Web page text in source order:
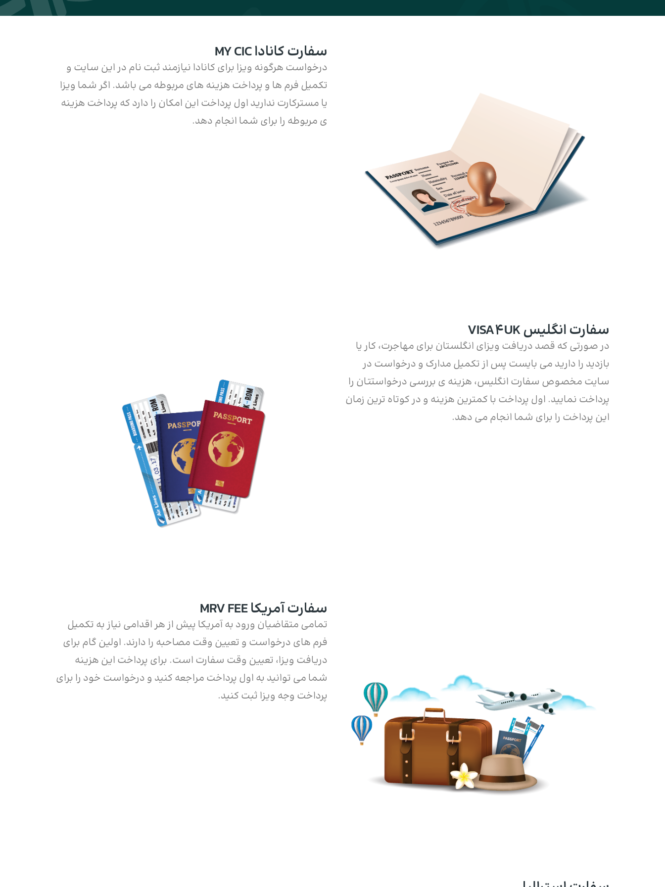
سفارت کانادا MY CIC
درخواست هرگونه ویزا برای کانادا نیازمند ثبت نام در این سایت و
تکمیل فرم ها و پرداخت هزینه های مربوطه می باشد. اگر شما ویزا
یا مسترکارت ندارید اول پرداخت این امکان را دارد که پرداخت هزینه
ی مربوطه را برای شما انجام دهد.
سفارت انگلیس VISA4UK
در صورتی که قصد دریافت ویزای انگلستان برای مهاجرت، کار یا
بازدید را دارید می بایست پس از تکمیل مدارک و درخواست در
سایت مخصوص سفارت انگلیس، هزینه ی بررسی درخواستتان را
پرداخت نمایید. اول پرداخت با کمترین هزینه و در کوتاه ترین زمان
این پرداخت را برای شما انجام می دهد.
سفارت آمریکا MRV FEE
تمامی متقاضیان ورود به آمریکا پیش از هر اقدامی نیاز به تکمیل
فرم های درخواست و تعیین وقت مصاحبه را دارند. اولین گام برای
دریافت ویزا، تعیین وقت سفارت است. برای پرداخت این هزینه
شما می توانید به اول پرداخت مراجعه کنید و درخواست خود را برای
پرداخت وجه ویزا ثبت کنید.